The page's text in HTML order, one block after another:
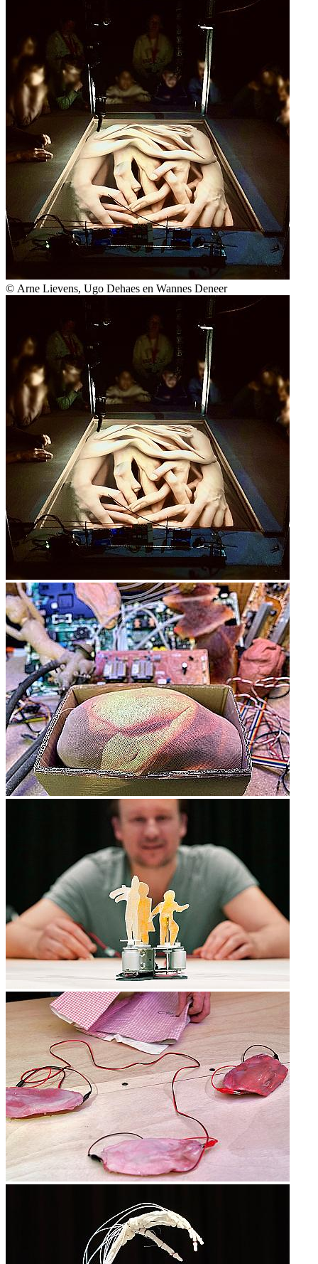
© Arne Lievens, Ugo Dehaes en Wannes Deneer